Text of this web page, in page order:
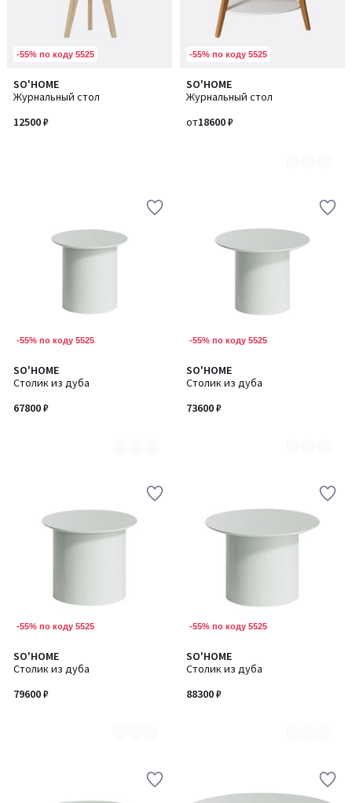
-55% по коду 5525
SO'HOME
Журнальный стол
12500 ₽
-55% по коду 5525
SO'HOME
Журнальный стол
от18600 ₽
Количество
цветов:
-55% по коду 5525
SO'HOME
Столик из дуба
67800 ₽
Количество
цветов:
7
-55% по коду 5525
SO'HOME
Столик из дуба
73600 ₽
Количество
цветов:
7
-55% по коду 5525
SO'HOME
Столик из дуба
79600 ₽
Количество
цветов:
7
-55% по коду 5525
SO'HOME
Столик из дуба
88300 ₽
Количество
цветов:
7